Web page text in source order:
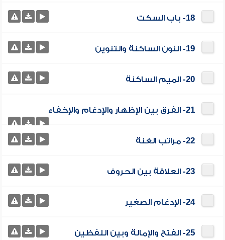
18- باب السكت
19- النون الساكنة والتنوين
20- الميم الساكنة
21- الفرق بين الإظهار والإدغام والإخفاء
22- مراتب الغنة
23- العلاقة بين الحروف
24- الإدغام الصغير
25- الفتح والإمالة وبين اللفظين